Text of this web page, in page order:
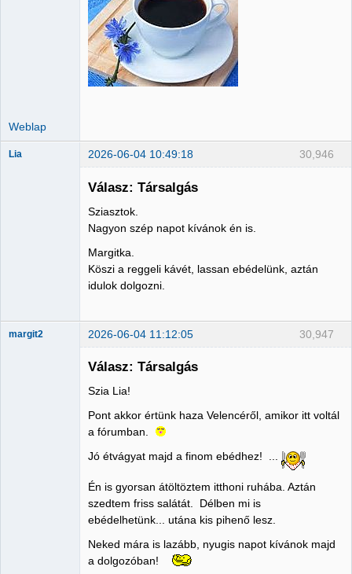
Weblap
30,946
Lia 2026-06-04 10:49:18
Válasz: Társalgás
Sziasztok.
Nagyon szép napot kívánok én is.
Margitka.
Köszi a reggeli kávét, lassan ebédelünk, aztán
idulok dolgozni.
30,947
margit2 2026-06-04 11:12:05
Válasz: Társalgás
Szia Lia!
Pont akkor értünk haza Velencéről, amikor itt voltál
a fórumban.
Jó étvágyat majd a finom ebédhez! ...
Én is gyorsan átöltöztem itthoni ruhába. Aztán
szedtem friss salátát. Délben mi is
ebédelhetünk... utána kis pihenő lesz.
Neked mára is lazább, nyugis napot kívánok majd
a dolgozóban!